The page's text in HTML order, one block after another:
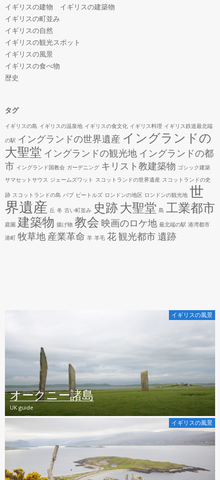
イギリスの建物 イギリスの建築物
イギリスの町並み
イギリスの自然
イギリスの観光スポット
イギリスの風景
イギリスの食べ物
歴史
タグ
イギリスの島 イギリスの温泉地 イギリスの食文化 イギリス料理 イギリス鉄道最北端
の駅 イングランドの世界遺産 イングランドの
大聖堂 イングランドの観光地 イングランドの都
市 イングランド国教会 ガーデニング キリスト教建築物 ゴシック建築
サマセットサウス ジェームズワット スコットランドの世界遺産 スコットランドの史
跡 スコットランドの島 パブ ビートルズ ロンドンの地区 ロンドンの観光地 世
界遺産 丘 冬 古い町並み 史跡大聖堂 島 工業都市
庭園 建築物 揚げ物 教会 映画のロケ地 最北端の駅 港湾都市
港町 牧草地産業革命 羊 羊毛 花観光都市 遺跡
イギリスの風景
オークニー諸島
UK guide
イギリスの風景